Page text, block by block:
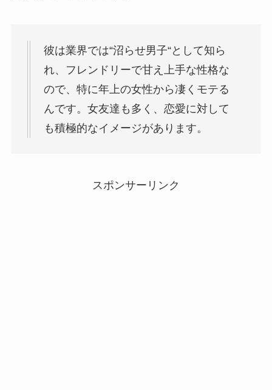
彼は業界では“沼らせ男子“として知ら
れ、フレンドリーで甘え上手な性格な
ので、特に年上の女性から凄くモテる
んです。女友達も多く、恋愛に対して
も積極的なイメージがあります。
スポンサーリンク